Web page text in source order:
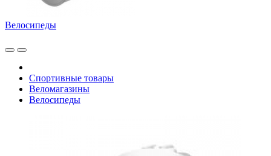
Велосипеды
Спортивные товары
Веломагазины
Велосипеды